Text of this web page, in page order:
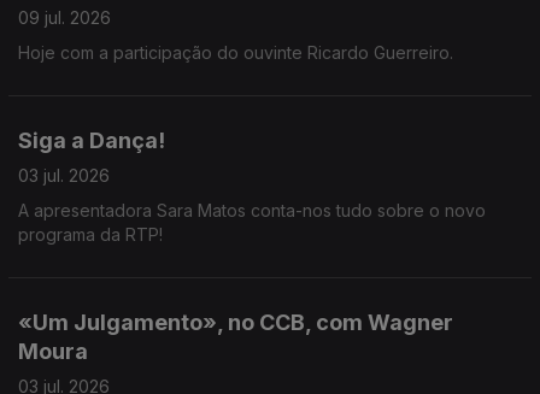
09 jul. 2026
Hoje com a participação do ouvinte Ricardo Guerreiro.
Siga a Dança!
03 jul. 2026
A apresentadora Sara Matos conta-nos tudo sobre o novo
programa da RTP!
«Um Julgamento», no CCB, com Wagner
Moura
03 jul. 2026